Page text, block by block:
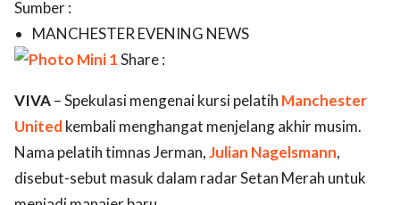
Sumber :
MANCHESTER EVENING NEWS
Share :
VIVA– Spekulasi mengenai kursi pelatih Manchester
United kembali menghangat menjelang akhir musim.
Nama pelatih timnas Jerman,Julian Nagelsmann,
disebut-sebut masuk dalam radar Setan Merah untuk